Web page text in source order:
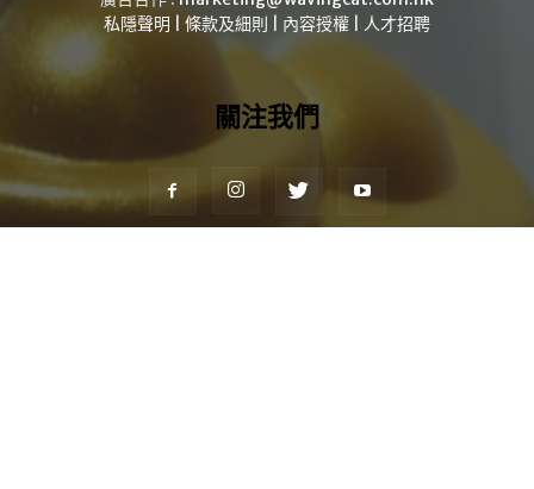
私隱聲明
條款及細則 內容授權 人才招聘
關注我們